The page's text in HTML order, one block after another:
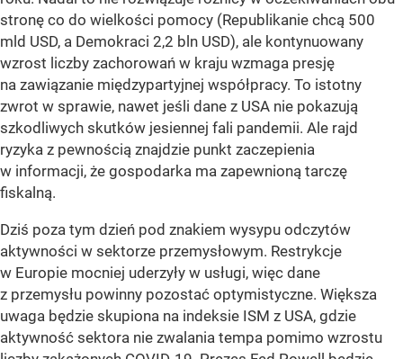
stronę co do wielkości pomocy (Republikanie chcą 500
mld USD, a Demokraci 2,2 bln USD), ale kontynuowany
wzrost liczby zachorowań w kraju wzmaga presję
na zawiązanie międzypartyjnej współpracy. To istotny
zwrot w sprawie, nawet jeśli dane z USA nie pokazują
szkodliwych skutków jesiennej fali pandemii. Ale rajd
ryzyka z pewnością znajdzie punkt zaczepienia
w informacji, że gospodarka ma zapewnioną tarczę
fiskalną.
Dziś poza tym dzień pod znakiem wysypu odczytów
aktywności w sektorze przemysłowym. Restrykcje
w Europie mocniej uderzyły w usługi, więc dane
z przemysłu powinny pozostać optymistyczne. Większa
uwaga będzie skupiona na indeksie ISM z USA, gdzie
aktywność sektora nie zwalania tempa pomimo wzrostu